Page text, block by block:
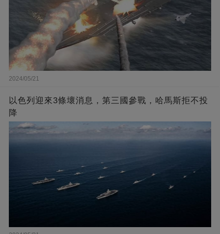
2024/05/21
以色列迎來3條壞消息，第三國參戰，哈馬斯拒不投
降